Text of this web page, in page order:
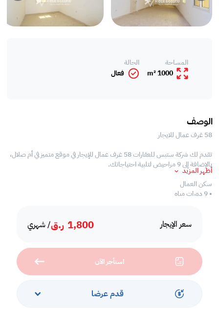
سعر الإيجار 1,800 ر.ق/ شهري
استأجر الآن
قدم عرضا
المساحة
1000 m²
الحالة
فعال
الوصف
58 غرف عمال للايجار
تقدم لك شركة ستبس للعقارات 58 غرف عمال للإيجار في موقع متميز في أم صلال،
بالإضافة إلى 9 مراحيض لتلبية احتياجاتك.
سكن العمال
• 9 دورات مياه
اتصل بنا واحجز موعدا لرؤية العقار اليوم!
* تطبّق رسوم الشركة
قدر الإمكان. إذ يقدم فريق من الخبراء لدينا ما يتمتع به من تجارب واسعة
لمساعدتك في التعرف على العقارات المثالية بما يتوافق ومتطلباتك، كما نحرص
أظهر المزيد